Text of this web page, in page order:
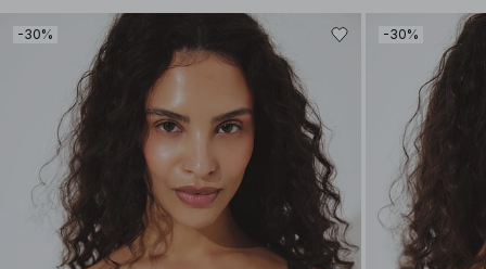
-30% -30%